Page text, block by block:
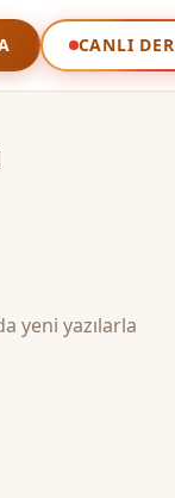
CANLI
yeni yazılarla